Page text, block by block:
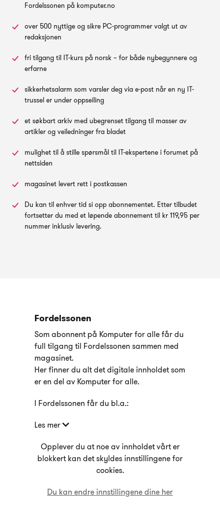
Fordelssonen på komputer.no
over 500 nyttige og sikre PC-programmer valgt ut av
redaksjonen
fri tilgang til IT-kurs på norsk – for både nybegynnere og
erfarne
sikkerhetsalarm som varsler deg via e-post når en ny IT-
trussel er under oppseiling
et søkbart arkiv med ubegrenset tilgang til masser av
artikler og veiledninger fra bladet
mulighet til å stille spørsmål til IT-ekspertene i forumet på
nettsiden
magasinet levert rett i postkassen
Du kan til enhver tid si opp abonnementet. Etter tilbudet
fortsetter du med et løpende abonnement til kr 119,95 per
nummer inklusiv levering.
Fordelssonen
Som abonnent på Komputer for alle får du
full tilgang til Fordelssonen sammen med
magasinet.
Her finner du alt det digitale innholdet som
er en del av Komputer for alle.
I Fordelssonen får du bl.a.:
Les mer
Opplever du at noe av innholdet vårt er
blokkert kan det skyldes innstillingene for
cookies.
Du kan endre innstillingene dine her